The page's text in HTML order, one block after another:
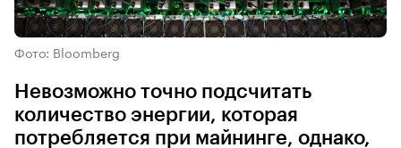
Фото: Bloomberg
Невозможно точно подсчитать
количество энергии, которая
потребляется при майнинге, однако,